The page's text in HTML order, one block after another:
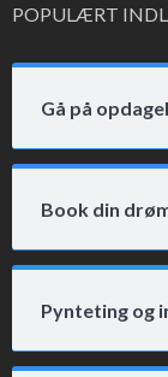
POPULÆRT
Gå på
Book din
Pynteting og